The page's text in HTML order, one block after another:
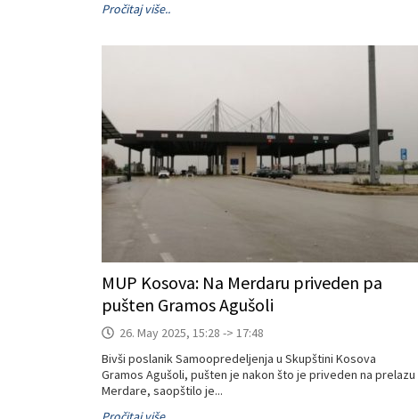
Pročitaj više..
MUP Kosova: Na Merdaru priveden pa
pušten Gramos Agušoli
26. May 2025, 15:28 -> 17:48
Bivši poslanik Samoopredeljenja u Skupštini Kosova
Gramos Agušoli, pušten je nakon što je priveden na prelazu
Merdare, saopštilo je...